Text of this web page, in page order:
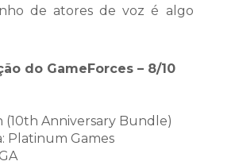
de atores de voz é algo
do GameForces – 8/10
(10th Anniversary Bundle)
Platinum Games